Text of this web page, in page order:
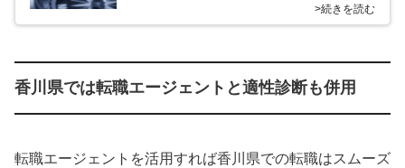
>続きを読む
香川県では転職エージェントと適性診断も併用
転職エージェントを活用すれば香川県での転職はスムーズ